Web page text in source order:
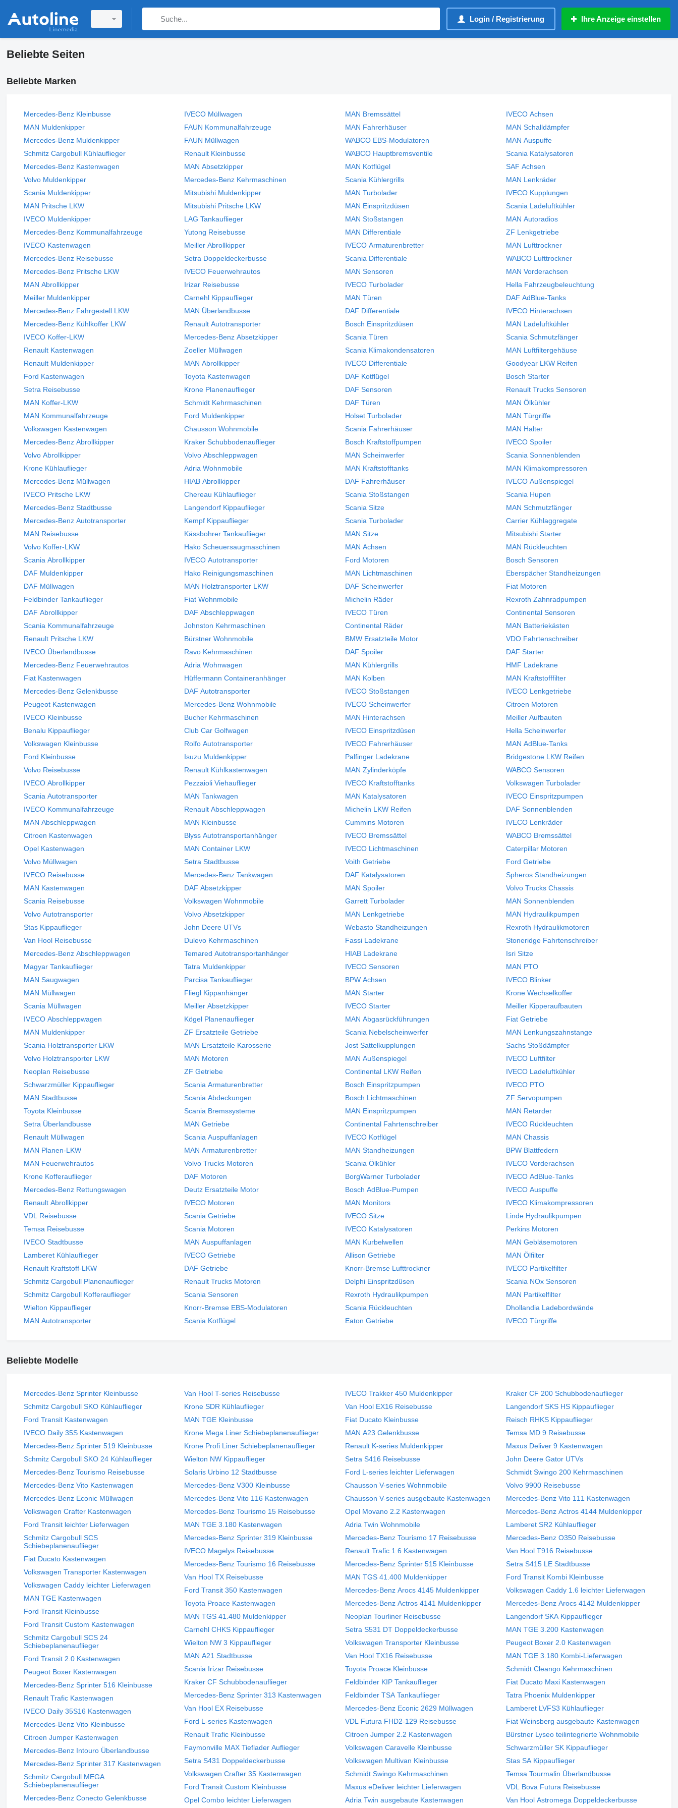
Login / Registrierung Ihre Anzeige einstellen
Beliebte Seiten
Beliebte Marken
Mercedes-Benz Kleinbusse
MAN Muldenkipper
Mercedes-Benz Muldenkipper
Schmitz Cargobull Kühlauflieger
Mercedes-Benz Kastenwagen
Volvo Muldenkipper
Scania Muldenkipper
MAN Pritsche LKW
IVECO Muldenkipper
Mercedes-Benz Kommunalfahrzeuge
IVECO Kastenwagen
Mercedes-Benz Reisebusse
Mercedes-Benz Pritsche LKW
MAN Abrollkipper
Meiller Muldenkipper
Mercedes-Benz Fahrgestell LKW
Mercedes-Benz Kühlkoffer LKW
IVECO Koffer-LKW
Renault Kastenwagen
Renault Muldenkipper
Ford Kastenwagen
Setra Reisebusse
MAN Koffer-LKW
MAN Kommunalfahrzeuge
Volkswagen Kastenwagen
Mercedes-Benz Abrollkipper
Volvo Abrollkipper
Krone Kühlauflieger
Mercedes-Benz Müllwagen
IVECO Pritsche LKW
Mercedes-Benz Stadtbusse
Mercedes-Benz Autotransporter
MAN Reisebusse
Volvo Koffer-LKW
Scania Abrollkipper
DAF Muldenkipper
DAF Müllwagen
Feldbinder Tankauflieger
DAF Abrollkipper
Scania Kommunalfahrzeuge
Renault Pritsche LKW
IVECO Überlandbusse
Mercedes-Benz Feuerwehrautos
Fiat Kastenwagen
Mercedes-Benz Gelenkbusse
Peugeot Kastenwagen
IVECO Kleinbusse
Benalu Kippauflieger
Volkswagen Kleinbusse
Ford Kleinbusse
Volvo Reisebusse
IVECO Abrollkipper
Scania Autotransporter
IVECO Kommunalfahrzeuge
MAN Abschleppwagen
Citroen Kastenwagen
Opel Kastenwagen
Volvo Müllwagen
IVECO Reisebusse
MAN Kastenwagen
Scania Reisebusse
Volvo Autotransporter
Stas Kippauflieger
Van Hool Reisebusse
Mercedes-Benz Abschleppwagen
Magyar Tankauflieger
MAN Saugwagen
MAN Müllwagen
Scania Müllwagen
IVECO Abschleppwagen
MAN Muldenkipper
Scania Holztransporter LKW
Volvo Holztransporter LKW
Neoplan Reisebusse
Schwarzmüller Kippauflieger
MAN Stadtbusse
Toyota Kleinbusse
Setra Überlandbusse
Renault Müllwagen
MAN Planen-LKW
MAN Feuerwehrautos
Krone Kofferauflieger
Mercedes-Benz Rettungswagen
Renault Abrollkipper
VDL Reisebusse
Temsa Reisebusse
IVECO Stadtbusse
Lamberet Kühlauflieger
Renault Kraftstoff-LKW
Schmitz Cargobull Planenauflieger
Schmitz Cargobull Kofferauflieger
Wielton Kippauflieger
MAN Autotransporter
IVECO Müllwagen
FAUN Kommunalfahrzeuge
FAUN Müllwagen
Renault Kleinbusse
MAN Absetzkipper
Mercedes-Benz Kehrmaschinen
Mitsubishi Muldenkipper
Mitsubishi Pritsche LKW
LAG Tankauflieger
Yutong Reisebusse
Meiller Abrollkipper
Setra Doppeldeckerbusse
IVECO Feuerwehrautos
Irizar Reisebusse
Carnehl Kippauflieger
MAN Überlandbusse
Renault Autotransporter
Mercedes-Benz Absetzkipper
Zoeller Müllwagen
MAN Abrollkipper
Toyota Kastenwagen
Krone Planenauflieger
Schmidt Kehrmaschinen
Ford Muldenkipper
Chausson Wohnmobile
Kraker Schubbodenauflieger
Volvo Abschleppwagen
Adria Wohnmobile
HIAB Abrollkipper
Chereau Kühlauflieger
Langendorf Kippauflieger
Kempf Kippauflieger
Kässbohrer Tankauflieger
Hako Scheuersaugmaschinen
IVECO Autotransporter
Hako Reinigungsmaschinen
MAN Holztransporter LKW
Fiat Wohnmobile
DAF Abschleppwagen
Johnston Kehrmaschinen
Bürstner Wohnmobile
Ravo Kehrmaschinen
Adria Wohnwagen
Hüffermann Containeranhänger
DAF Autotransporter
Mercedes-Benz Wohnmobile
Bucher Kehrmaschinen
Club Car Golfwagen
Rolfo Autotransporter
Isuzu Muldenkipper
Renault Kühlkastenwagen
Pezzaioli Viehauflieger
MAN Tankwagen
Renault Abschleppwagen
MAN Kleinbusse
Blyss Autotransportanhänger
MAN Container LKW
Setra Stadtbusse
Mercedes-Benz Tankwagen
DAF Absetzkipper
Volkswagen Wohnmobile
Volvo Absetzkipper
John Deere UTVs
Dulevo Kehrmaschinen
Temared Autotransportanhänger
Tatra Muldenkipper
Parcisa Tankauflieger
Fliegl Kippanhänger
Meiller Absetzkipper
Kögel Planenauflieger
ZF Ersatzteile Getriebe
MAN Ersatzteile Karosserie
MAN Motoren
ZF Getriebe
Scania Armaturenbretter
Scania Abdeckungen
Scania Bremssysteme
MAN Getriebe
Scania Auspuffanlagen
MAN Armaturenbretter
Volvo Trucks Motoren
DAF Motoren
Deutz Ersatzteile Motor
IVECO Motoren
Scania Getriebe
Scania Motoren
MAN Auspuffanlagen
IVECO Getriebe
DAF Getriebe
Renault Trucks Motoren
Scania Sensoren
Knorr-Bremse EBS-Modulatoren
Scania Kotflügel
MAN Bremssättel
MAN Fahrerhäuser
WABCO EBS-Modulatoren
WABCO Hauptbremsventile
MAN Kotflügel
Scania Kühlergrills
MAN Turbolader
MAN Einspritzdüsen
MAN Stoßstangen
MAN Differentiale
IVECO Armaturenbretter
Scania Differentiale
MAN Sensoren
IVECO Turbolader
MAN Türen
DAF Differentiale
Bosch Einspritzdüsen
Scania Türen
Scania Klimakondensatoren
IVECO Differentiale
DAF Kotflügel
DAF Sensoren
DAF Türen
Holset Turbolader
Scania Fahrerhäuser
Bosch Kraftstoffpumpen
MAN Scheinwerfer
MAN Kraftstofftanks
DAF Fahrerhäuser
Scania Stoßstangen
Scania Sitze
Scania Turbolader
MAN Sitze
MAN Achsen
Ford Motoren
MAN Lichtmaschinen
DAF Scheinwerfer
Michelin Räder
IVECO Türen
Continental Räder
BMW Ersatzteile Motor
DAF Spoiler
MAN Kühlergrills
MAN Kolben
IVECO Stoßstangen
IVECO Scheinwerfer
MAN Hinterachsen
IVECO Einspritzdüsen
IVECO Fahrerhäuser
Palfinger Ladekrane
MAN Zylinderköpfe
IVECO Kraftstofftanks
MAN Katalysatoren
Michelin LKW Reifen
Cummins Motoren
IVECO Bremssättel
IVECO Lichtmaschinen
Voith Getriebe
DAF Katalysatoren
MAN Spoiler
Garrett Turbolader
MAN Lenkgetriebe
Webasto Standheizungen
Fassi Ladekrane
HIAB Ladekrane
IVECO Sensoren
BPW Achsen
MAN Starter
IVECO Starter
MAN Abgasrückführungen
Scania Nebelscheinwerfer
Jost Sattelkupplungen
MAN Außenspiegel
Continental LKW Reifen
Bosch Einspritzpumpen
Bosch Lichtmaschinen
MAN Einspritzpumpen
Continental Fahrtenschreiber
IVECO Kotflügel
MAN Standheizungen
Scania Ölkühler
BorgWarner Turbolader
Bosch AdBlue-Pumpen
MAN Monitors
IVECO Sitze
IVECO Katalysatoren
MAN Kurbelwellen
Allison Getriebe
Knorr-Bremse Lufttrockner
Delphi Einspritzdüsen
Rexroth Hydraulikpumpen
Scania Rückleuchten
Eaton Getriebe
IVECO Achsen
MAN Schalldämpfer
MAN Auspuffe
Scania Katalysatoren
SAF Achsen
MAN Lenkräder
IVECO Kupplungen
Scania Ladeluftkühler
MAN Autoradios
ZF Lenkgetriebe
MAN Lufttrockner
WABCO Lufttrockner
MAN Vorderachsen
Hella Fahrzeugbeleuchtung
DAF AdBlue-Tanks
IVECO Hinterachsen
MAN Ladeluftkühler
Scania Schmutzfänger
MAN Luftfiltergehäuse
Goodyear LKW Reifen
Bosch Starter
Renault Trucks Sensoren
MAN Ölkühler
MAN Türgriffe
MAN Halter
IVECO Spoiler
Scania Sonnenblenden
MAN Klimakompressoren
IVECO Außenspiegel
Scania Hupen
MAN Schmutzfänger
Carrier Kühlaggregate
Mitsubishi Starter
MAN Rückleuchten
Bosch Sensoren
Eberspächer Standheizungen
Fiat Motoren
Rexroth Zahnradpumpen
Continental Sensoren
MAN Batteriekästen
VDO Fahrtenschreiber
DAF Starter
HMF Ladekrane
MAN Kraftstofffilter
IVECO Lenkgetriebe
Citroen Motoren
Meiller Aufbauten
Hella Scheinwerfer
MAN AdBlue-Tanks
Bridgestone LKW Reifen
WABCO Sensoren
Volkswagen Turbolader
IVECO Einspritzpumpen
DAF Sonnenblenden
IVECO Lenkräder
WABCO Bremssättel
Caterpillar Motoren
Ford Getriebe
Spheros Standheizungen
Volvo Trucks Chassis
MAN Sonnenblenden
MAN Hydraulikpumpen
Rexroth Hydraulikmotoren
Stoneridge Fahrtenschreiber
Isri Sitze
MAN PTO
IVECO Blinker
Krone Wechselkoffer
Meiller Kipperaufbauten
Fiat Getriebe
MAN Lenkungszahnstange
Sachs Stoßdämpfer
IVECO Luftfilter
IVECO Ladeluftkühler
IVECO PTO
ZF Servopumpen
MAN Retarder
IVECO Rückleuchten
MAN Chassis
BPW Blattfedern
IVECO Vorderachsen
IVECO AdBlue-Tanks
IVECO Auspuffe
IVECO Klimakompressoren
Linde Hydraulikpumpen
Perkins Motoren
MAN Gebläsemotoren
MAN Ölfilter
IVECO Partikelfilter
Scania NOx Sensoren
MAN Partikelfilter
Dhollandia Ladebordwände
IVECO Türgriffe
Beliebte Modelle
Mercedes-Benz Sprinter Kleinbusse
Schmitz Cargobull SKO Kühlauflieger
Ford Transit Kastenwagen
IVECO Daily 35S Kastenwagen
Mercedes-Benz Sprinter 519 Kleinbusse
Schmitz Cargobull SKO 24 Kühlauflieger
Mercedes-Benz Tourismo Reisebusse
Mercedes-Benz Vito Kastenwagen
Mercedes-Benz Econic Müllwagen
Volkswagen Crafter Kastenwagen
Ford Transit leichter Lieferwagen
Schmitz Cargobull SCS
Schiebeplanenauflieger
Fiat Ducato Kastenwagen
Volkswagen Transporter Kastenwagen
Volkswagen Caddy leichter Lieferwagen
MAN TGE Kastenwagen
Ford Transit Kleinbusse
Ford Transit Custom Kastenwagen
Schmitz Cargobull SCS 24
Schiebeplanenauflieger
Ford Transit 2.0 Kastenwagen
Peugeot Boxer Kastenwagen
Mercedes-Benz Sprinter 516 Kleinbusse
Renault Trafic Kastenwagen
IVECO Daily 35S16 Kastenwagen
Mercedes-Benz Vito Kleinbusse
Citroen Jumper Kastenwagen
Mercedes-Benz Intouro Überlandbusse
Mercedes-Benz Sprinter 317 Kastenwagen
Schmitz Cargobull MEGA
Schiebeplanenauflieger
Mercedes-Benz Conecto Gelenkbusse
Van Hool T-series Reisebusse
Krone SDR Kühlauflieger
MAN TGE Kleinbusse
Krone Mega Liner Schiebeplanenauflieger
Krone Profi Liner Schiebeplanenauflieger
Wielton NW Kippauflieger
Solaris Urbino 12 Stadtbusse
Mercedes-Benz V300 Kleinbusse
Mercedes-Benz Vito 116 Kastenwagen
Mercedes-Benz Tourismo 15 Reisebusse
MAN TGE 3.180 Kastenwagen
Mercedes-Benz Sprinter 319 Kleinbusse
IVECO Magelys Reisebusse
Mercedes-Benz Tourismo 16 Reisebusse
Van Hool TX Reisebusse
Ford Transit 350 Kastenwagen
Toyota Proace Kastenwagen
MAN TGS 41.480 Muldenkipper
Carnehl CHKS Kippauflieger
Wielton NW 3 Kippauflieger
MAN A21 Stadtbusse
Scania Irizar Reisebusse
Kraker CF Schubbodenauflieger
Mercedes-Benz Sprinter 313 Kastenwagen
Van Hool EX Reisebusse
Ford L-series Kastenwagen
Renault Trafic Kleinbusse
Faymonville MAX Tieflader Auflieger
Setra S431 Doppeldeckerbusse
Volkswagen Crafter 35 Kastenwagen
Ford Transit Custom Kleinbusse
Opel Combo leichter Lieferwagen
IVECO Trakker 450 Muldenkipper
Van Hool EX16 Reisebusse
Fiat Ducato Kleinbusse
MAN A23 Gelenkbusse
Renault K-series Muldenkipper
Setra S416 Reisebusse
Ford L-series leichter Lieferwagen
Chausson V-series Wohnmobile
Chausson V-series ausgebaute Kastenwagen
Opel Movano 2.2 Kastenwagen
Adria Twin Wohnmobile
Mercedes-Benz Tourismo 17 Reisebusse
Renault Trafic 1.6 Kastenwagen
Mercedes-Benz Sprinter 515 Kleinbusse
MAN TGS 41.400 Muldenkipper
Mercedes-Benz Arocs 4145 Muldenkipper
Mercedes-Benz Actros 4141 Muldenkipper
Neoplan Tourliner Reisebusse
Setra S531 DT Doppeldeckerbusse
Volkswagen Transporter Kleinbusse
Van Hool TX16 Reisebusse
Toyota Proace Kleinbusse
Feldbinder KIP Tankauflieger
Feldbinder TSA Tankauflieger
Mercedes-Benz Econic 2629 Müllwagen
VDL Futura FHD2-129 Reisebusse
Citroen Jumper 2.2 Kastenwagen
Volkswagen Caravelle Kleinbusse
Volkswagen Multivan Kleinbusse
Schmidt Swingo Kehrmaschinen
Maxus eDeliver leichter Lieferwagen
Adria Twin ausgebaute Kastenwagen
Kraker CF 200 Schubbodenauflieger
Langendorf SKS HS Kippauflieger
Reisch RHKS Kippauflieger
Temsa MD 9 Reisebusse
Maxus Deliver 9 Kastenwagen
John Deere Gator UTVs
Schmidt Swingo 200 Kehrmaschinen
Volvo 9900 Reisebusse
Mercedes-Benz Vito 111 Kastenwagen
Mercedes-Benz Actros 4144 Muldenkipper
Lamberet SR2 Kühlauflieger
Mercedes-Benz O350 Reisebusse
Van Hool T916 Reisebusse
Setra S415 LE Stadtbusse
Ford Transit Kombi Kleinbusse
Volkswagen Caddy 1.6 leichter Lieferwagen
Mercedes-Benz Arocs 4142 Muldenkipper
Langendorf SKA Kippauflieger
MAN TGE 3.200 Kastenwagen
Peugeot Boxer 2.0 Kastenwagen
MAN TGE 3.180 Kombi-Lieferwagen
Schmidt Cleango Kehrmaschinen
Fiat Ducato Maxi Kastenwagen
Tatra Phoenix Muldenkipper
Lamberet LVFS3 Kühlauflieger
Fiat Weinsberg ausgebaute Kastenwagen
Bürstner Lyseo teilintegrierte Wohnmobile
Schwarzmüller SK Kippauflieger
Stas SA Kippauflieger
Temsa Tourmalin Überlandbusse
VDL Bova Futura Reisebusse
Van Hool Astromega Doppeldeckerbusse